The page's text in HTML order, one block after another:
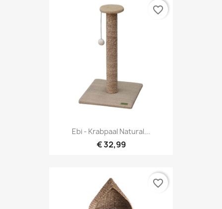
Ebi - Krabpaal Natural...
€ 32,99
favorite_border
favorite_border